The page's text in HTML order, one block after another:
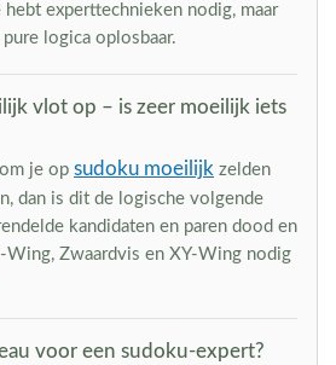
experttechnieken nodig, maar
logica oplosbaar.
vlot op – is zeer moeilijk iets
je op sudoku moeilijk zelden
dan is dit de logische volgende
kandidaten en paren dood en
Wing, Zwaardvis en XY-Wing nodig
voor een sudoku-expert?